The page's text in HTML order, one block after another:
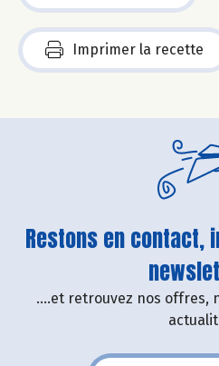
Imprimer la recette
Restons en contact,
....et retrouvez nos offres,